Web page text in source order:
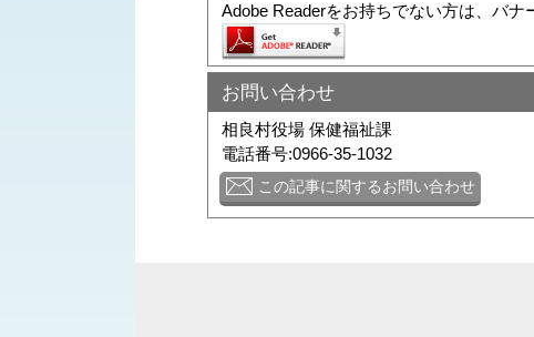
Adobe Readerをお持ちでない方は、バナ
お問い合わせ
相良村役場 保健福祉課
電話番号:0966-35-1032
この記事に関するお問い合わせ